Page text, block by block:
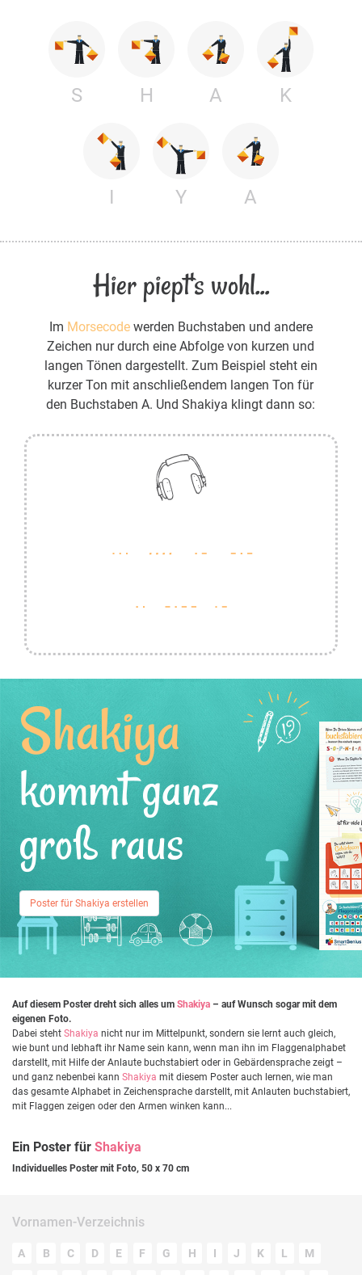
S H A K
I Y A
Hier piept's wohl...
Im Morsecodewerden Buchstaben und andere
Zeichen nur durch eine Abfolge von kurzen und
langen Tönen dargestellt. Zum Beispiel steht ein
kurzer Ton mit anschließendem langen Ton für
den Buchstaben A. Und Shakiya klingt dann so:
Shakiya
kommt ganz
groß raus
Poster für Shakiya erstellen
Auf diesem Poster dreht sich alles um Shakiya – auf Wunsch sogar mit dem
eigenen Foto.
Dabei steht Shakiya nicht nur im Mittelpunkt, sondern sie lernt auch gleich,
wie bunt und lebhaft ihr Name sein kann, wenn man ihn im Flaggenalphabet
darstellt, mit Hilfe der Anlaute buchstabiert oder in Gebärdensprache zeigt –
und ganz nebenbei kann Shakiya mit diesem Poster auch lernen, wie man
das gesamte Alphabet in Zeichensprache darstellt, mit Anlauten buchstabiert,
mit Flaggen zeigen oder den Armen winken kann...
Ein Poster für Shakiya
Individuelles Poster mit Foto, 50 x 70 cm
Vornamen-Verzeichnis
A B C D E F G H I J K L M